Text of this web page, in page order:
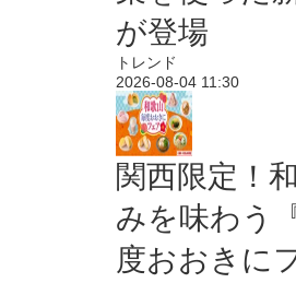
が登場
トレンド
2026-08-04 11:30
関西限定！
みを味わう
度おおきに